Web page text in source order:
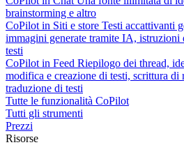
brainstorming e altro
CoPilot in Siti e store Testi accattivanti
immagini generate tramite IA, istruzioni
testi
CoPilot in Feed Riepilogo dei thread,
modifica e creazione di testi, scrittura di
traduzione di testi
Tutte le funzionalità CoPilot
Tutti gli strumenti
Prezzi
Risorse